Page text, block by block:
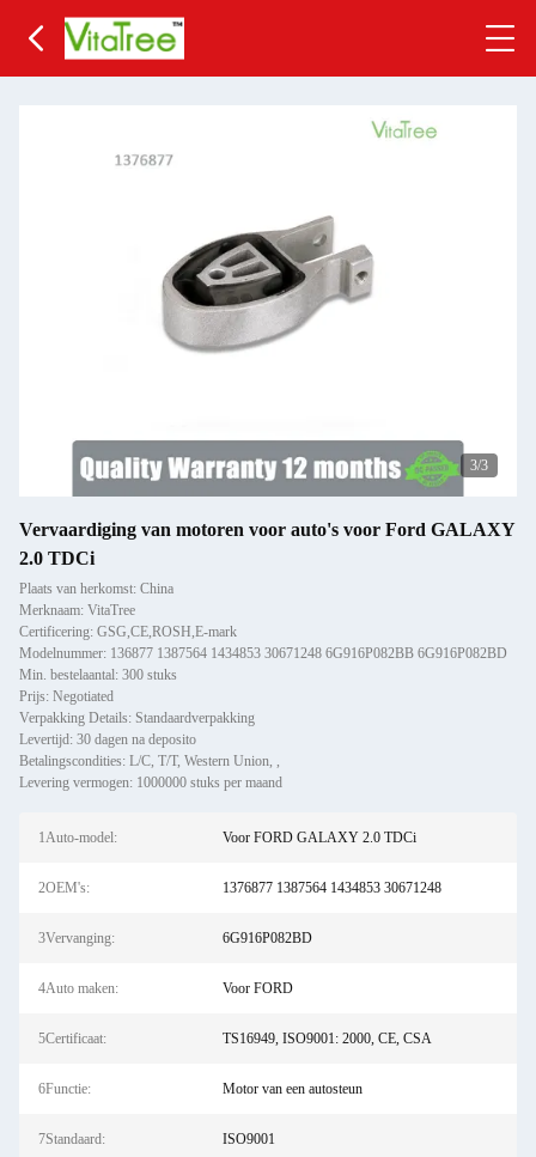
3/3
Vervaardiging van motoren voor auto's voor Ford GALAXY
2.0 TDCi
Plaats van herkomst: China
Merknaam: VitaTree
Certificering: GSG,CE,ROSH,E-mark
Modelnummer: 136877 1387564 1434853 30671248 6G916P082BB 6G916P082BD
Min. bestelaantal: 300 stuks
Prijs: Negotiated
Verpakking Details: Standaardverpakking
Levertijd: 30 dagen na deposito
Betalingscondities: L/C, T/T, Western Union, ,
Levering vermogen: 1000000 stuks per maand
1Auto-model: Voor FORD GALAXY 2.0 TDCi
2OEM's: 1376877 1387564 1434853 30671248
3Vervanging: 6G916P082BD
4Auto maken: Voor FORD
5Certificaat: TS16949, ISO9001: 2000, CE, CSA
6Functie: Motor van een autosteun
7Standaard: ISO9001